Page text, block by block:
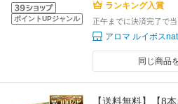
ポイントUPジャンル
ランキング入賞
正午までに決済完了で
アロマ ルイボス
同じ商品
【送料無料】【8